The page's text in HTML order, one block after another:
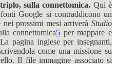
sulla connettomica. Qui è
Google si contraddicono un
prossimi mesi arriverà Studio
connettomica5 per mappare e
pagina inglese per insegnanti,
come una missione su
Il file immagine associato si